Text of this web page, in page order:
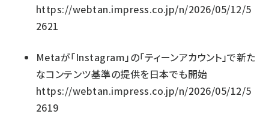
https://webtan.impress.co.jp/n/2026/05/12/5
2621
Metaが「Instagram」の「ティーンアカウント」で新た
なコンテンツ基準の提供を日本でも開始
https://webtan.impress.co.jp/n/2026/05/12/5
2619